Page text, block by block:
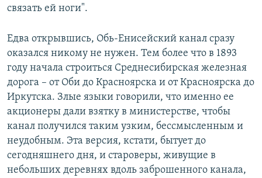
связать ей ноги".
Едва открывшись, Обь-Енисейский канал сразу
оказался никому не нужен. Тем более что в 1893
году начала строиться Среднесибирская железная
дорога – от Оби до Красноярска и от Красноярска до
Иркутска. Злые языки говорили, что именно ее
акционеры дали взятку в министерстве, чтобы
канал получился таким узким, бессмысленным и
неудобным. Эта версия, кстати, бытует до
сегодняшнего дня, и староверы, живущие в
небольших деревнях вдоль заброшенного канала,